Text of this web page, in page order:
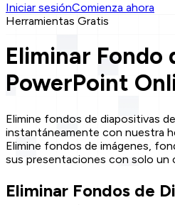
Iniciar sesiónComienza ahora
Herramientas Gratis
Eliminar Fondo
PowerPoint
Elimine fondos de diapositivas
instantáneamente con nuestra
Elimine fondos de imágenes,
sus presentaciones con solo un
Eliminar Fondos de